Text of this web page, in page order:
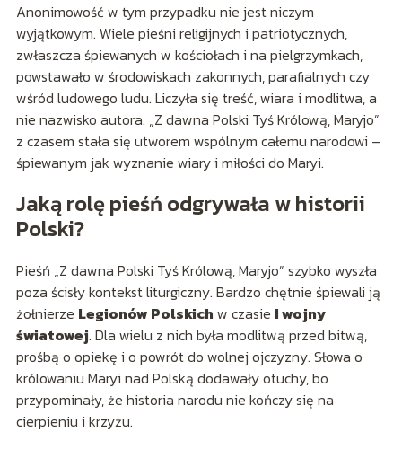
Anonimowość w tym przypadku nie jest niczym
wyjątkowym. Wiele pieśni religijnych i patriotycznych,
zwłaszcza śpiewanych w kościołach i na pielgrzymkach,
powstawało w środowiskach zakonnych, parafialnych czy
wśród ludowego ludu. Liczyła się treść, wiara i modlitwa, a
nie nazwisko autora. „Z dawna Polski Tyś Królową, Maryjo”
z czasem stała się utworem wspólnym całemu narodowi –
śpiewanym jak wyznanie wiary i miłości do Maryi.
Jaką rolę pieśń odgrywała w historii
Polski?
Pieśń „Z dawna Polski Tyś Królową, Maryjo” szybko wyszła
poza ścisły kontekst liturgiczny. Bardzo chętnie śpiewali ją
żołnierze Legionów Polskich w czasie I wojny
światowej. Dla wielu z nich była modlitwą przed bitwą,
prośbą o opiekę i o powrót do wolnej ojczyzny. Słowa o
królowaniu Maryi nad Polską dodawały otuchy, bo
przypominały, że historia narodu nie kończy się na
cierpieniu i krzyżu.